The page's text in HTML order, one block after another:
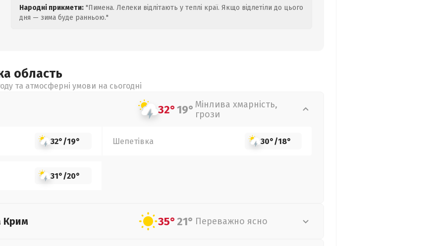
Народні прикмети: "Пимена. Лелеки відлітають у теплі краї. Якщо відлетіли до цього
дня — зима буде ранньою."
область
та атмосферні умови на сьогодні
32°19° Мінлива хмарність,
грози
32°/19° Шепетівка 30°/18°
31°/20°
Крим 35°21° Переважно ясно